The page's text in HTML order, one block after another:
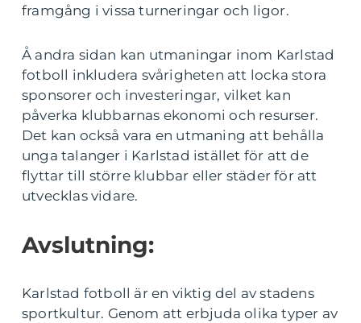
framgång i vissa turneringar och ligor.
Å andra sidan kan utmaningar inom Karlstad
fotboll inkludera svårigheten att locka stora
sponsorer och investeringar, vilket kan
påverka klubbarnas ekonomi och resurser.
Det kan också vara en utmaning att behålla
unga talanger i Karlstad istället för att de
flyttar till större klubbar eller städer för att
utvecklas vidare.
Avslutning:
Karlstad fotboll är en viktig del av stadens
sportkultur. Genom att erbjuda olika typer av